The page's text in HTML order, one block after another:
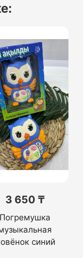
3 650 ₸
Погремушка
синий